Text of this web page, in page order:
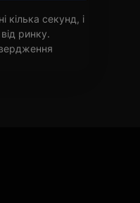
кілька секунд, і
ринку.